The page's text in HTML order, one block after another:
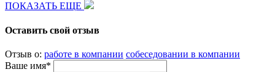
ПОКАЗАТЬ ЕЩЕ
Оставить свой отзыв
Отзыв о: работе в компании собеседовании в компании
Ваше имя*